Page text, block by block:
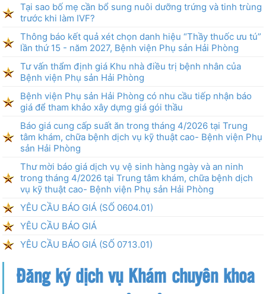
Tại sao bố mẹ cần bổ sung nuôi dưỡng trứng và tinh trùng
trước khi làm IVF?
Thông báo kết quả xét chọn danh hiệu “Thầy thuốc ưu tú”
lần thứ 15 - năm 2027, Bệnh viện Phụ sản Hải Phòng
Tư vấn thẩm định giá Khu nhà điều trị bệnh nhân của
Bệnh viện Phụ sản Hải Phòng
Bệnh viện Phụ sản Hải Phòng có nhu cầu tiếp nhận báo
giá để tham khảo xây dựng giá gói thầu
Báo giá cung cấp suất ăn trong tháng 4/2026 tại Trung
tâm khám, chữa bệnh dịch vụ kỹ thuật cao- Bệnh viện Phụ
sản Hải Phòng
Thư mời báo giá dịch vụ vệ sinh hàng ngày và an ninh
trong tháng 4/2026 tại Trung tâm khám, chữa bệnh dịch
vụ kỹ thuật cao- Bệnh viện Phụ sản Hải Phòng
YÊU CẦU BÁO GIÁ (SỐ 0604.01)
YÊU CẦU BÁO GIÁ
YÊU CẦU BÁO GIÁ (SỐ 0713.01)
Đăng ký dịch vụ Khám chuyên khoa